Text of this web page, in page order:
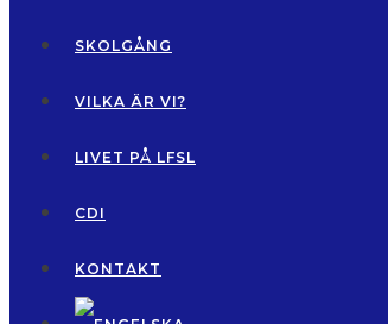
SKOLGÅNG
VILKA ÄR VI?
LIVET PÅ LFSL
CDI
KONTAKT